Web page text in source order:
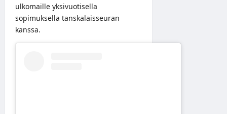
ulkomaille yksivuotisella
sopimuksella tanskalaisseuran
kanssa.